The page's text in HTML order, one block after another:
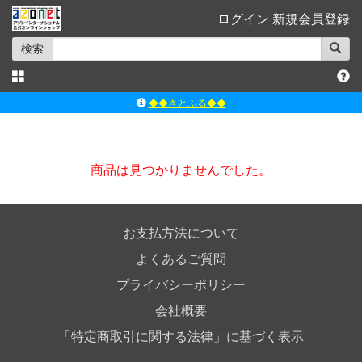
ログイン 新規会員登録
検索
◆◆さとふる◆◆
ｱｿﾞﾝｵﾝﾗｲﾝｼｮｯﾌﾟX
商品は見つかりませんでした。
お支払方法について
よくあるご質問
プライバシーポリシー
会社概要
「特定商取引に関する法律」に基づく表示